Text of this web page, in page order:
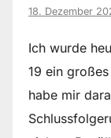
18. Dezember
Ich wurde
19 ein
habe mir